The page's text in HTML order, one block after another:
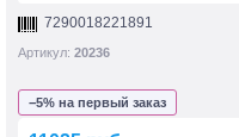
7290018221891
Артикул: 20236
−5% на первый заказ